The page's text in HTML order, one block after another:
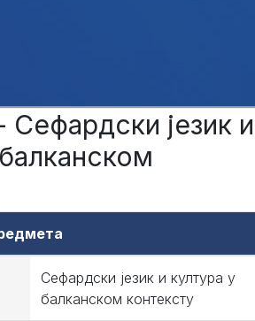
Сефардски језик и
Сефардски језик и култура у
балканском контексту